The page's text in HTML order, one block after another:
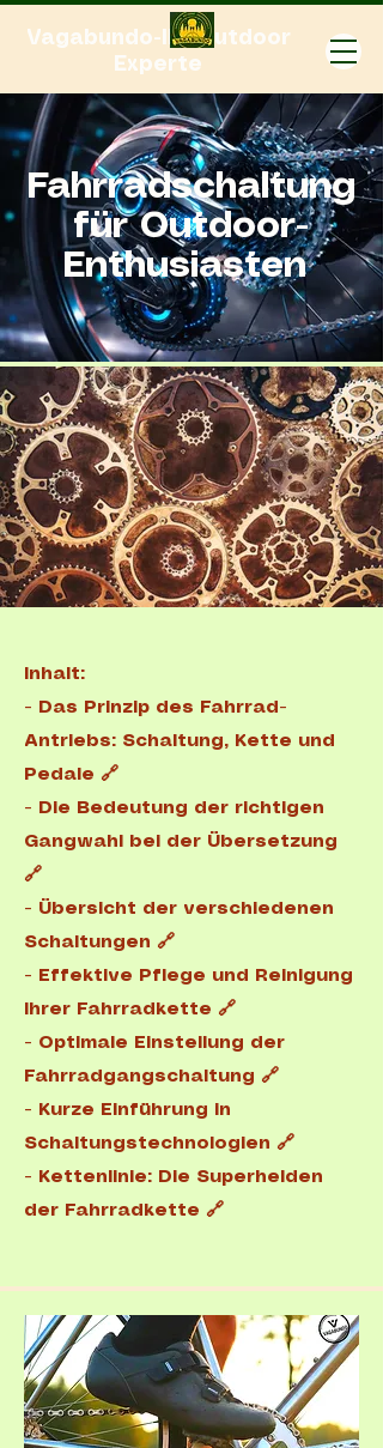
Vagabundo-Ihr Outdoor
Experte
Fahrradschaltung
für Outdoor-
Enthusiasten
Inhalt:
-
Das Prinzip des Fahrrad-
Antriebs: Schaltung, Kette und
Pedale 🔗
​-
Die Bedeutung der richtigen
Gangwahl bei der Übersetzung
🔗
- Übersicht der verschiedenen
Schaltungen 🔗
-
Effektive Pflege und Reinigung
Ihrer Fahrradkette 🔗
- Optimale Einstellung der
Fahrradgangschaltung 🔗
-
Kurze Einführung in
Schaltungstechnologien 🔗
-
Kettenlinie: Die Superhelden
der Fahrradkette 🔗